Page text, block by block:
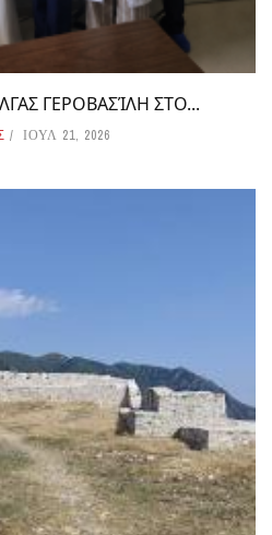
ΓΕΡΟΒΑΣΊΛΗ ΣΤΟ...
ΙΟΥΛ 21, 2026